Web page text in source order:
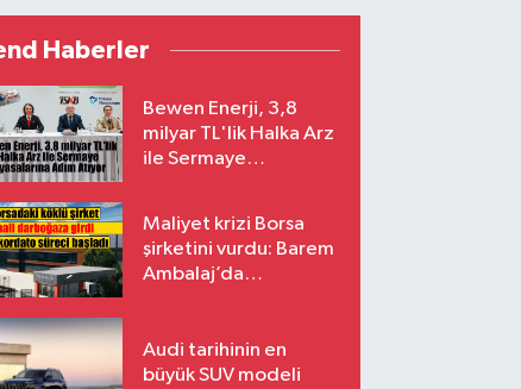
Haberler
Bewen Enerji, 3,8
milyar TL'lik Halka Arz
ile Sermaye
Maliyet krizi Borsa
şirketini vurdu: Barem
Ambalaj’da
Audi tarihinin en
büyük SUV modeli